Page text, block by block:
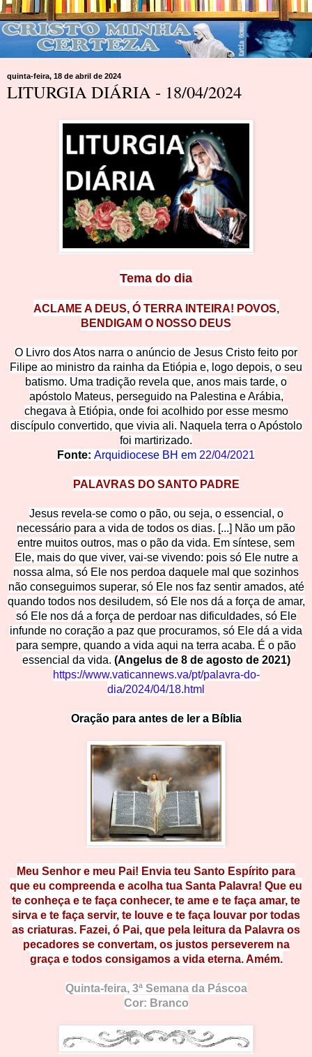
quinta-feira, 18 de abril de 2024
LITURGIA DIÁRIA - 18/04/2024
Tema do dia
ACLAME A DEUS, Ó TERRA INTEIRA! POVOS,
BENDIGAM O NOSSO DEUS
O Livro dos Atos narra o anúncio de Jesus Cristo feito por
Filipe ao ministro da rainha da Etiópia e, logo depois, o seu
batismo. Uma tradição revela que, anos mais tarde, o
apóstolo Mateus, perseguido na Palestina e Arábia,
chegava à Etiópia, onde foi acolhido por esse mesmo
discípulo convertido, que vivia ali. Naquela terra o Apóstolo
foi martirizado.
Fonte: Arquidiocese BH em 22/04/2021
PALAVRAS DO SANTO PADRE
Jesus revela-se como o pão, ou seja, o essencial, o
necessário para a vida de todos os dias. [...] Não um pão
entre muitos outros, mas o pão da vida. Em síntese, sem
Ele, mais do que viver, vai-se vivendo: pois só Ele nutre a
nossa alma, só Ele nos perdoa daquele mal que sozinhos
não conseguimos superar, só Ele nos faz sentir amados, até
quando todos nos desiludem, só Ele nos dá a força de amar,
só Ele nos dá a força de perdoar nas dificuldades, só Ele
infunde no coração a paz que procuramos, só Ele dá a vida
para sempre, quando a vida aqui na terra acaba. É o pão
essencial da vida. (Angelus de 8 de agosto de 2021)
https://www.vaticannews.va/pt/palavra-do-
dia/2024/04/18.html
Oração para antes de er a Bíbl ia
Meu Senhor e meu Pai! Envia teu Santo Espírito para
que eu compreenda e acolha tua Santa Palavra! Que eu
te conheça e te faça conhecer, te ame e te faça amar, te
sirva e te faça servir, te louve e te faça louvar por todas
as criaturas. Fazei, ó Pai, que pela leitura da Palavra os
pecadores se convertam, os justos perseverem na
graça e todos consigamos a vida eterna. Amém.
Quinta-feira, 3ª Semana da Páscoa
Cor: Branco